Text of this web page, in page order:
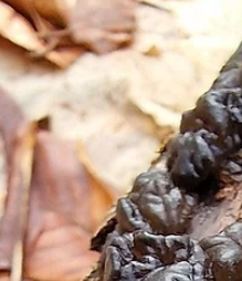
ich den Baumwipfelpfad
hochgelaufen und habe
dem Bayerischen Wald
Kursgruppe war klein und
Peter hat so